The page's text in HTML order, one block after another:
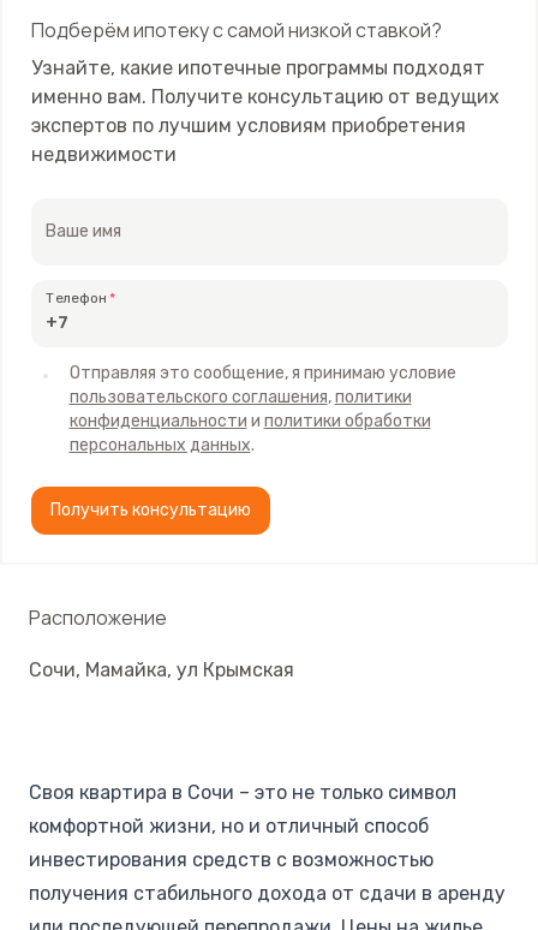
Подберём ипотеку с самой низкой ставкой?
Узнайте, какие ипотечные программы подходят
именно вам. Получите консультацию от ведущих
экспертов по лучшим условиям приобретения
недвижимости
Ваше имя
Телефон
Отправляя это сообщение, я принимаю условие
пользовательского соглашения,политики
конфиденциальности и политики обработки
персональных данных.
Получить консультацию
Расположение
Сочи, Мамайка, ул Крымская
Своя квартира в Сочи – это не только символ
комфортной жизни, но и отличный способ
инвестирования средств с возможностью
получения стабильного дохода от сдачи в аренду